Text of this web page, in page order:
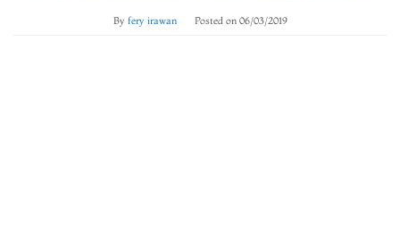
By fery irawan Posted on 06/03/2019